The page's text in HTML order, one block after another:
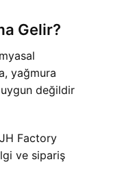
Gelir?
yağmura
değildir
Factory
ve sipariş